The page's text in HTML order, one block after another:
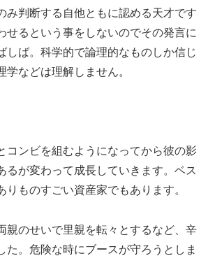
み判断する自他ともに認める天才です
せるという事をしないのでその発言に
しば。科学的で論理的なものしか信じ
学などは理解しません。
コンビを組むようになってから彼の影
るが変わって成長していきます。ベス
りものすごい資産家でもあります。
親のせいで里親を転々とするなど、辛
た。危険な時にブースが守ろうとしま